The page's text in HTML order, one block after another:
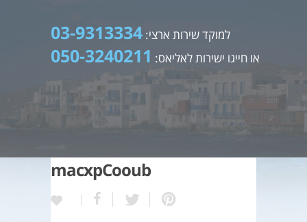
למוקד שירות ארצי: 03-9313334
או חייגו ישירות לאליאס: 050-3240211
macxpCooub